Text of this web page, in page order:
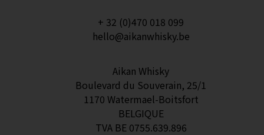
+ 32 (0)470 018 099
hello@aikanwhisky.be
Aikan Whisky
Boulevard du Souverain, 25/1
1170 Watermael-Boitsfort
BELGIQUE
TVA BE 0755.639.896